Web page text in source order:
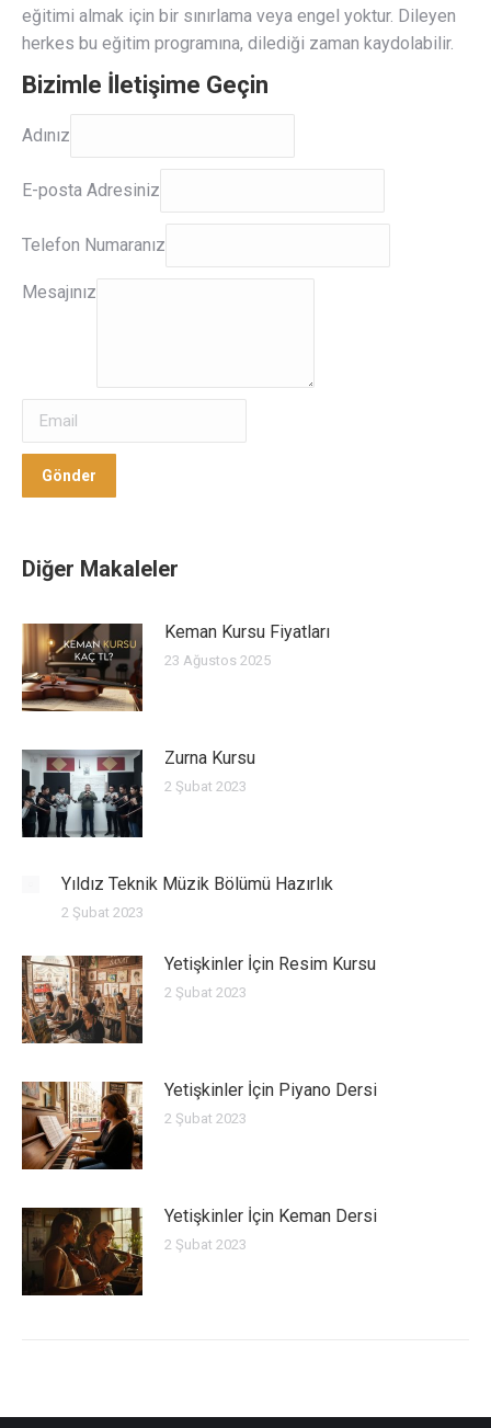
eğitimi almak için bir sınırlama veya engel yoktur. Dileyen
herkes bu eğitim programına, dilediği zaman kaydolabilir.
Bizimle İletişime Geçin
Adınız
E-posta Adresiniz
posta
Adresiniz
Telefon Numaranız
Mesajınız
Gönder
Gönder
Diğer Makaleler
Keman Kursu Fiyatları
23 Ağustos 2025
Zurna Kursu
2 Şubat 2023
Yıldız Teknik Müzik Bölümü Hazırlık
2 Şubat 2023
Yetişkinler İçin Resim Kursu
2 Şubat 2023
Yetişkinler İçin Piyano Dersi
2 Şubat 2023
Yetişkinler İçin Keman Dersi
2 Şubat 2023